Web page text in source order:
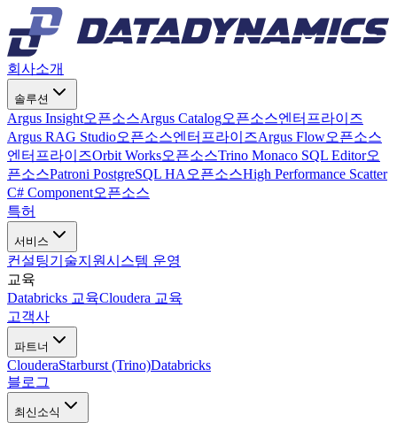
회사소개
솔루션
Argus Insight오픈소스Argus Catalog오픈소스엔터프라이즈
Argus RAG Studio오픈소스엔터프라이즈Argus Flow오픈소스
엔터프라이즈Orbit Works오픈소스Trino Monaco SQL Editor오
픈소스Patroni PostgreSQL HA 오픈소스High Performance Scatter
C# Component오픈소스
특허
서비스
컨설팅기술지원시스템 운영
교육
Databricks 교육Cloudera 교육
고객사
파트너
ClouderaStarburst (Trino)Databricks
블로그
최신소식